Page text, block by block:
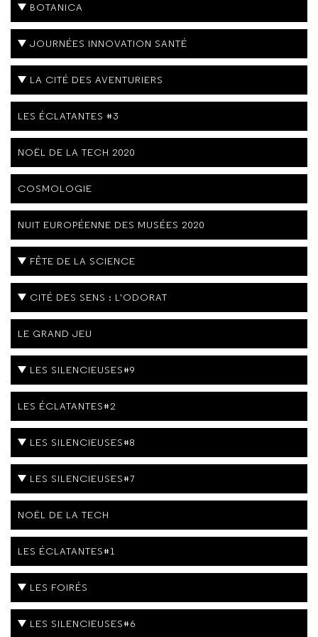
BOTANICA
JOURNÉES INNOVATION SANTÉ
LA CITÉ DES AVENTURIERS
LES ÉCLATANTES #3
NOËL DE LA TECH 2020
COSMOLOGIE
NUIT EUROPÉENNE DES MUSÉES 2020
FÊTE DE LA SCIENCE
CITÉ DES SENS : L'ODORAT
LE GRAND JEU
LES SILENCIEUSES#9
LES ÉCLATANTES#2
LES SILENCIEUSES#8
LES SILENCIEUSES#7
NOËL DE LA TECH
LES ÉCLATANTES#1
LES FOIRÉS
LES SILENCIEUSES#6